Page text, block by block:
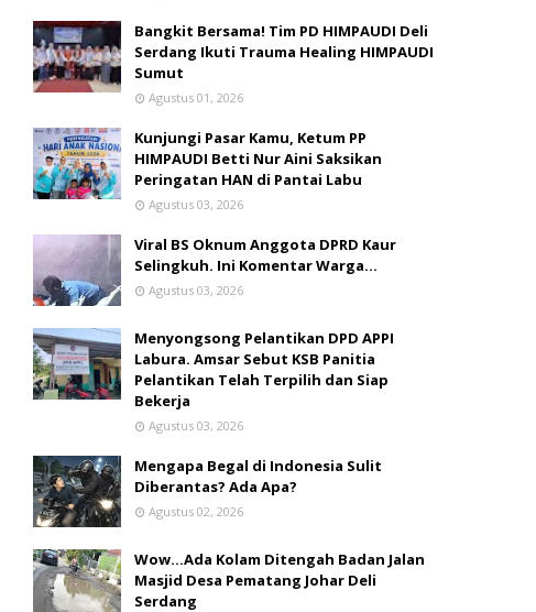
Bangkit Bersama! Tim PD HIMPAUDI Deli
Serdang Ikuti Trauma Healing HIMPAUDI
Sumut
Agustus 01, 2026
Kunjungi Pasar Kamu, Ketum PP
HIMPAUDI Betti Nur Aini Saksikan
Peringatan HAN di Pantai Labu
Agustus 03, 2026
Viral BS Oknum Anggota DPRD Kaur
Selingkuh. Ini Komentar Warga…
Agustus 03, 2026
Menyongsong Pelantikan DPD APPI
Labura. Amsar Sebut KSB Panitia
Pelantikan Telah Terpilih dan Siap
Bekerja
Agustus 03, 2026
Mengapa Begal di Indonesia Sulit
Diberantas? Ada Apa?
Agustus 02, 2026
Wow...Ada Kolam Ditengah Badan Jalan
Masjid Desa Pematang Johar Deli
Serdang